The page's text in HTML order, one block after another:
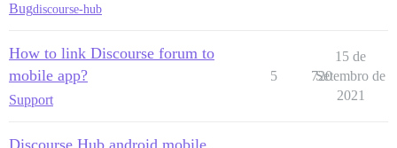
Bugdiscourse-hub
How to link Discourse forum to
mobile app?
Support
5 720
15 de
Setembro de
2021